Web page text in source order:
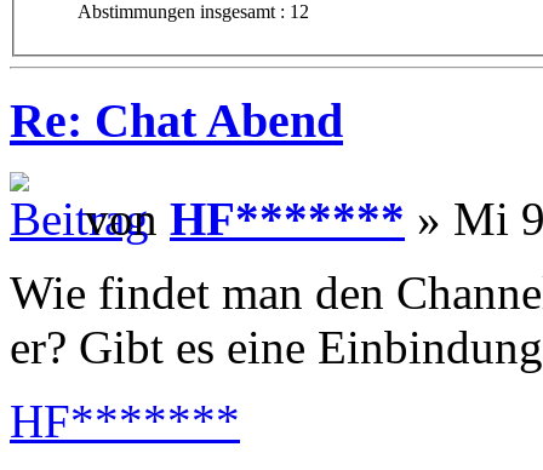
Abstimmungen insgesamt : 12
Re: Chat Abend
von HF******* » Mi
Wie findet man den
er? Gibt es eine
HF*******